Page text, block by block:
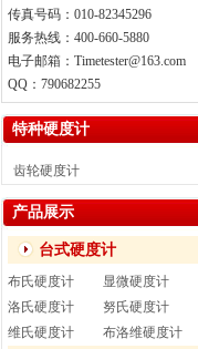
传真号码：010-82345296
服务热线：400-660-5880
电子邮箱：Timetester@163.com
QQ：790682255
特种硬度计
齿轮硬度计
产品展示
台式硬度计
布氏硬度计
显微硬度计
洛氏硬度计
努氏硬度计
维氏硬度计
布洛维硬度计